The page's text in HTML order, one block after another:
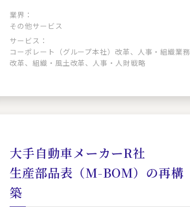
業界：
その他サービス
サービス：
コーポレート（グループ本社）改革、人事・組織業務
改革、組織・風土改革、人事・人財戦略
大手自動車メーカーR社
生産部品表（M-BOM）の再構
築